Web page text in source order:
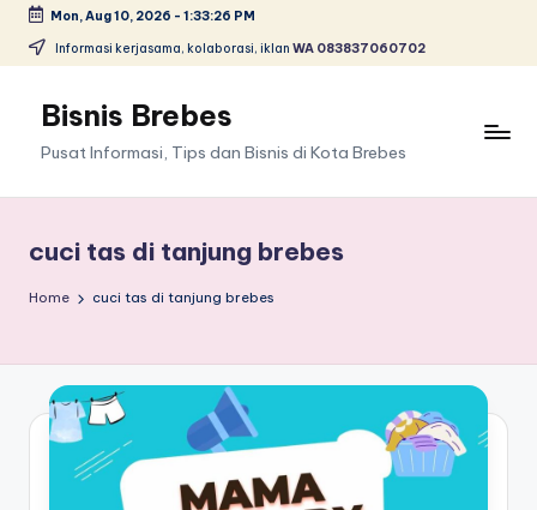
Skip
content
Mon, Aug 10, 2026 - 1:33:27 PM
Informasi kerjasama, kolaborasi, iklan WA 083837060702
Bisnis Brebes
Pusat Informasi, Tips dan Bisnis di Kota Brebes
cuci tas di tanjung brebes
Home cuci tas di tanjung brebes